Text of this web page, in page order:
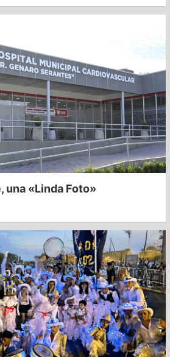
una «Linda Foto»